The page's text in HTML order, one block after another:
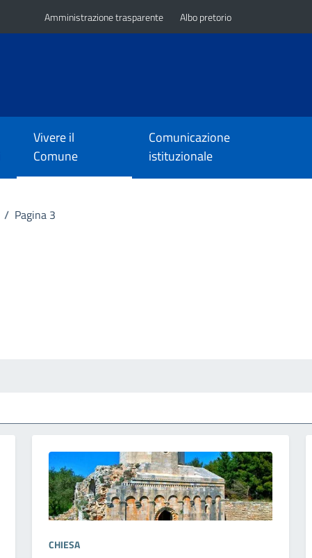
Amministrazione trasparente Albo pretorio
Vivere il
Comune
Comunicazione
istituzionale
/ Pagina 3
CHIESA